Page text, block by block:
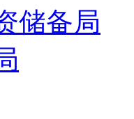
储备局